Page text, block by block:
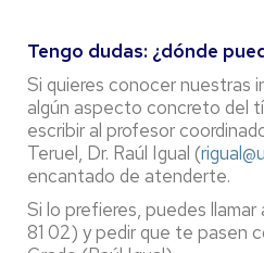
Tengo dudas: ¿dónde
Si quieres conocer nuestras
algún aspecto concreto del
escribir al profesor
Teruel, Dr. Raúl Igual (
encantado de atenderte.
Si lo prefieres, puedes
81 02) y pedir que te pasen